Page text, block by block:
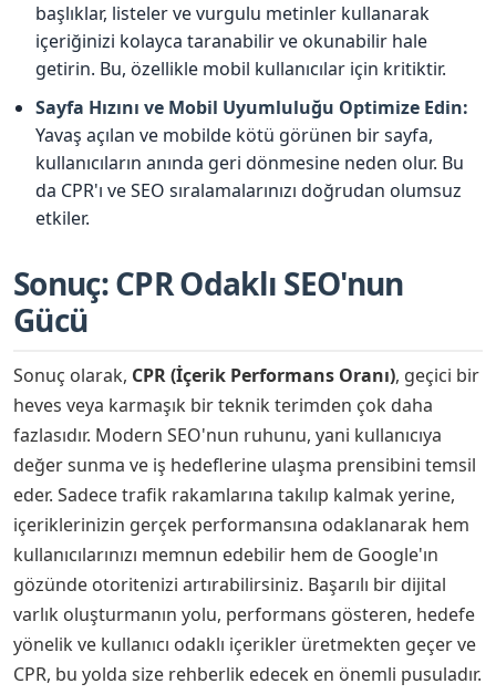
başlıklar, listeler ve vurgulu metinler kullanarak
içeriğinizi kolayca taranabilir ve okunabilir hale
getirin. Bu, özellikle mobil kullanıcılar için kritiktir.
Sayfa Hızını ve Mobil Uyumluluğu Optimize Edin:
Yavaş açılan ve mobilde kötü görünen bir sayfa,
kullanıcıların anında geri dönmesine neden olur. Bu
da CPR'ı ve SEO sıralamalarınızı doğrudan olumsuz
etkiler.
Sonuç: CPR Odaklı SEO'nun
Gücü
Sonuç olarak, CPR (İçerik Performans Oranı), geçici bir
heves veya karmaşık bir teknik terimden çok daha
fazlasıdır. Modern SEO'nun ruhunu, yani kullanıcıya
değer sunma ve iş hedeflerine ulaşma prensibini temsil
eder. Sadece trafik rakamlarına takılıp kalmak yerine,
içeriklerinizin gerçek performansına odaklanarak hem
kullanıcılarınızı memnun edebilir hem de Google'ın
gözünde otoritenizi artırabilirsiniz. Başarılı bir dijital
varlık oluşturmanın yolu, performans gösteren, hedefe
yönelik ve kullanıcı odaklı içerikler üretmekten geçer ve
CPR, bu yolda size rehberlik edecek en önemli pusuladır.